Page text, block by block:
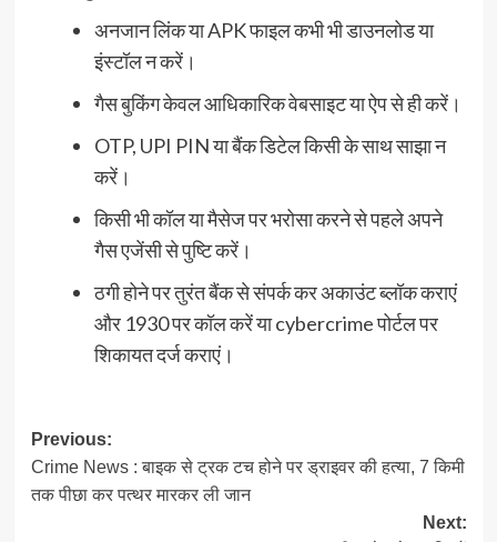
अनजान लिंक या APK फाइल कभी भी डाउनलोड या
इंस्टॉल न करें।
गैस बुकिंग केवल आधिकारिक वेबसाइट या ऐप से ही करें।
OTP, UPI PIN या बैंक डिटेल किसी के साथ साझा न
करें।
किसी भी कॉल या मैसेज पर भरोसा करने से पहले अपने
गैस एजेंसी से पुष्टि करें।
ठगी होने पर तुरंत बैंक से संपर्क कर अकाउंट ब्लॉक कराएं
और 1930 पर कॉल करें या cybercrime पोर्टल पर
शिकायत दर्ज कराएं।
Post
navigation
Previous:
Crime News : बाइक से ट्रक टच होने पर ड्राइवर की हत्या, 7 किमी
तक पीछा कर पत्थर मारकर ली जान
Next: